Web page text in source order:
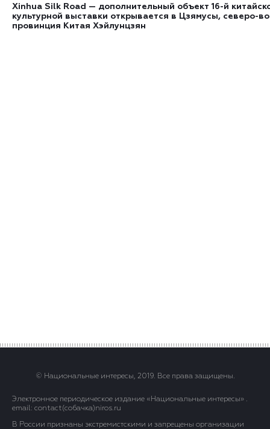
Xinhua Silk Road — дополнительный объект 16-й
культурной выставки открывается в Цзямусы, северо-
провинция Китая Хэйлунцзян
© Национальные интересы, 2019. Все права защищены.
Электронное периодическое издание «Национальные интересы» .
email: contact(сoбaчка)niros.ru
В России признаны экстремистскими и запрещены организации